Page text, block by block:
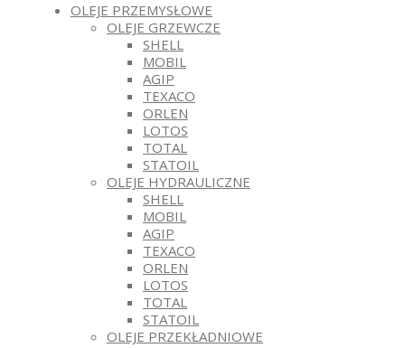
OLEJE PRZEMYSŁOWE
OLEJE GRZEWCZE
SHELL
MOBIL
AGIP
TEXACO
ORLEN
LOTOS
TOTAL
STATOIL
OLEJE HYDRAULICZNE
SHELL
MOBIL
AGIP
TEXACO
ORLEN
LOTOS
TOTAL
STATOIL
OLEJE PRZEKŁADNIOWE